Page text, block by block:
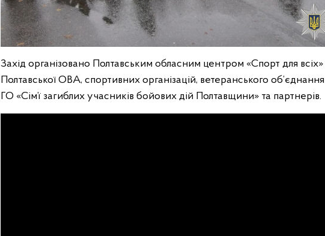
Захід організовано Полтавським обласним центром «Спорт для всіх»
Полтавської ОВА, спортивних організацій, ветеранського об’єднання
ГО «Сім’ї загиблих учасників бойових дій Полтавщини» та партнерів.